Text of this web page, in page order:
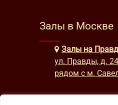
Залы в Москве
Залы на
ул. Правды, д.
рядом с м.